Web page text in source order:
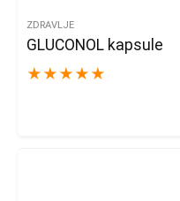
ZDRAVLJE
GLUCONOL kapsule
★ ★ ★ ★ ★